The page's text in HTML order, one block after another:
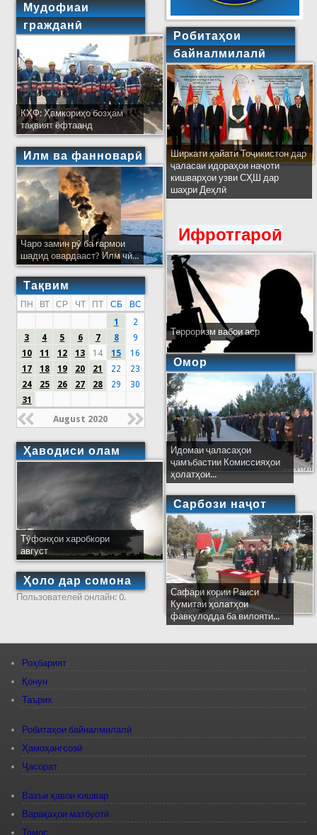
Мудофиаи
гражданӣ
КҲФ: Ҳамкориҳо бозҳам
тақвият ёфтаанд
Илм ва фанноварӣ
Чаро замин рӯ ба гармои
шадид овардааст? Илм чӣ...
Тақвим
ПН ВТ СР ЧТ ПТ СБ
ВС
1
2
3
4 5 6 7 8
9
10
11 12 13 14 15
16
17
18 19 20 21 22
23
24
25 26 27 28 29
30
31
August 2020
Ҳаводиси олам
Тӯфонҳои харобкори
август
Ҳоло дар сомона
Пользователей онлайн: 0.
Робитаҳои
байналмилалӣ
Ширкати ҳайати Тоҷикистон дар
ҷаласаи идораҳои наҷоти
кишварҳои узви СҲШ дар
шаҳри Деҳлӣ
Ифротгароӣ
Терроризм вабои аср
Омор
Идомаи ҷаласаҳои
ҷамъбастии Комиссияҳои
ҳолатҳои...
Сарбози наҷот
Сафари кории Раиси
Кумитаи ҳолатҳои
фавқулодда ба вилояти...
Роҳбарият
Қонун
Таърих
Робитаҳои байналмилалӣ
Ҳамоҳангсозӣ
Ҷасорат
Вазъи ҳавои кишвар
Варақаҳои матбуотӣ
Тамос